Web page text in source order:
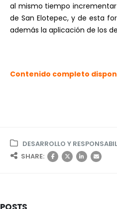
al mismo tiempo
de San Elotepec, y de esta
además la aplicación de los
Contenido completo
DESARROLLO Y
SHARE: